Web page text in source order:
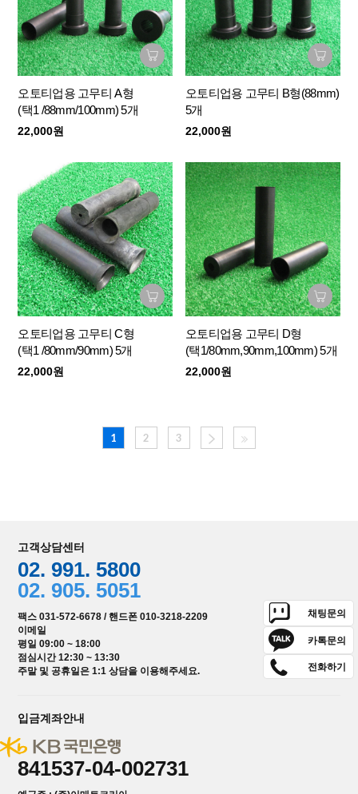
오토티업용 고무티 A형
(택1 /88mm/100mm) 5개
22,000원
오토티업용 고무티 B형(88mm)
5개
22,000원
오토티업용 고무티 C형
(택1 /80mm/90mm) 5개
22,000원
오토티업용 고무티 D형
(택1/80mm,90mm,100mm) 5개
22,000원
1 2 3
고객상담센터
02. 991. 5800
02. 905. 5051
팩스 031-572-6678 / 핸드폰 010-3218-2209
이메일
평일 09:00 ~ 18:00
점심시간 12:30 ~ 13:30
주말 및 공휴일은 1:1 상담을 이용해주세요.
채팅문의
카톡문의
전화하기
입금계좌안내
841537-04-002731